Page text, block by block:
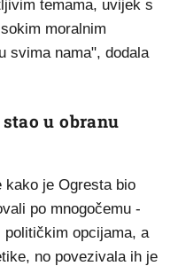
temama, uvijek s
moralnim
svima nama", dodala
u obranu
kako je Ogresta bio
po mnogočemu -
opcijama, a
no povezivala ih je